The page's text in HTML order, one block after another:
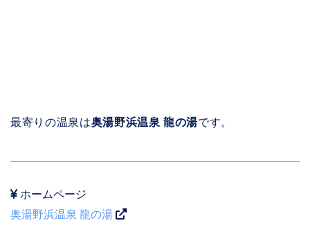
最寄りの温泉は奥湯野浜温泉 龍の湯です。
ホームページ
奥湯野浜温泉 龍の湯